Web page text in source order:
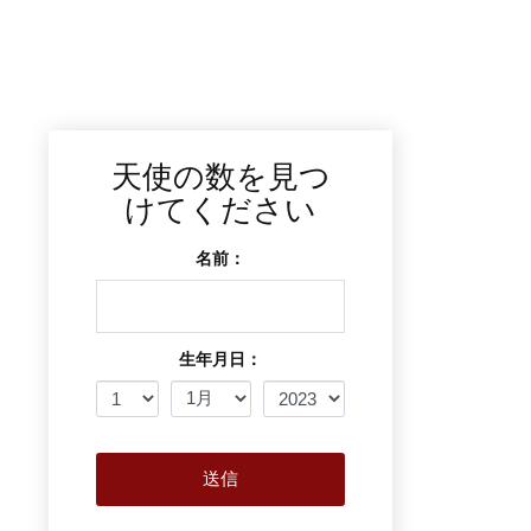
天使の数を見つ
けてください
名前：
生年月日：
送信